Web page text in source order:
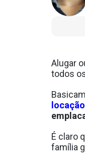
Alugar
todos
É claro
família